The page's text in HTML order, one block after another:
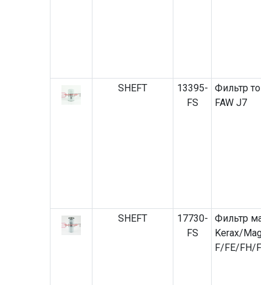
SHEFT
13395-
FS
Фильтр
FAW J7
SHEFT
17730-
FS
Фильтр
Kerax/
F/FE/FH/